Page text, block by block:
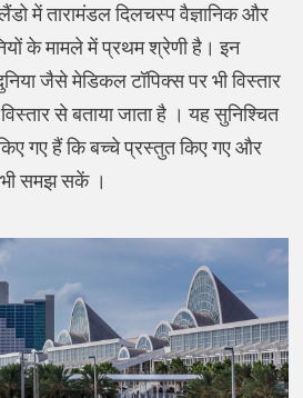
में तारामंडल दिलचस्प वैज्ञानिक और
के मामले में प्रथम श्रेणी है। इन
जैसे मेडिकल टॉपिक्स पर भी विस्तार
से बताया जाता है । यह सुनिश्चित
गए हैं कि बच्चे प्रस्तुत किए गए और
भी समझ सकें ।